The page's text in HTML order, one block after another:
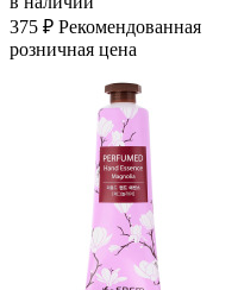
375 ₽ Рекомендованная
розничная цена